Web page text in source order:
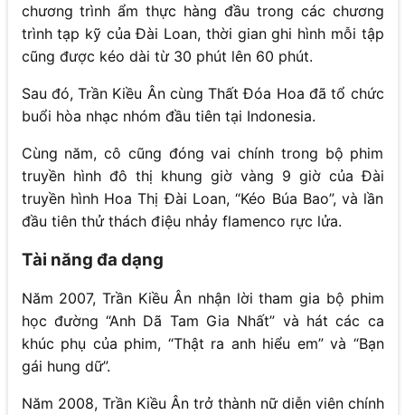
chương trình ẩm thực hàng đầu trong các chương
trình tạp kỹ của Đài Loan, thời gian ghi hình mỗi tập
cũng được kéo dài từ 30 phút lên 60 phút.
Sau đó, Trần Kiều Ân cùng Thất Đóa Hoa đã tổ chức
buổi hòa nhạc nhóm đầu tiên tại Indonesia.
Cùng năm, cô cũng đóng vai chính trong bộ phim
truyền hình đô thị khung giờ vàng 9 giờ của Đài
truyền hình Hoa Thị Đài Loan, “Kéo Búa Bao”, và lần
đầu tiên thử thách điệu nhảy flamenco rực lửa.
Tài năng đa dạng
Năm 2007, Trần Kiều Ân nhận lời tham gia bộ phim
học đường “Anh Dã Tam Gia Nhất” và hát các ca
khúc phụ của phim, “Thật ra anh hiểu em” và “Bạn
gái hung dữ”.
Năm 2008, Trần Kiều Ân trở thành nữ diễn viên chính